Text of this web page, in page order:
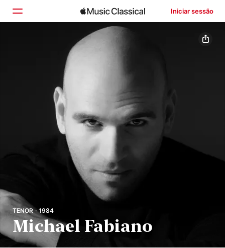
Iniciar sessão
Explorar
Buscar
TENOR · 1984
Michael Fabiano